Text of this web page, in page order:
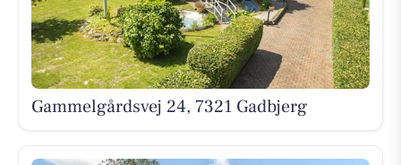
Gammelgårdsvej 24, 7321 Gadbjerg